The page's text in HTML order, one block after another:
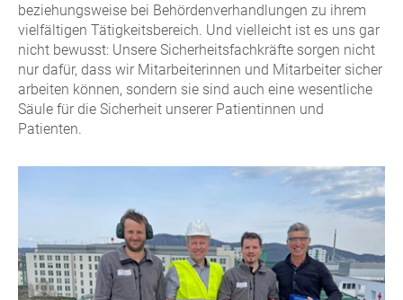
beziehungsweise bei Behördenverhandlungen zu ihrem
vielfältigen Tätigkeitsbereich. Und vielleicht ist es uns gar
nicht bewusst: Unsere Sicherheitsfachkräfte sorgen nicht
nur dafür, dass wir Mitarbeiterinnen und Mitarbeiter sicher
arbeiten können, sondern sie sind auch eine wesentliche
Säule für die Sicherheit unserer Patientinnen und
Patienten.